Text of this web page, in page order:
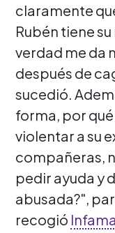
claramente
Rubén tiene
verdad me da
después de
sucedió.
forma, por
violentar a su
compañeras,
pedir ayuda y
abusada?",
recogió Infama